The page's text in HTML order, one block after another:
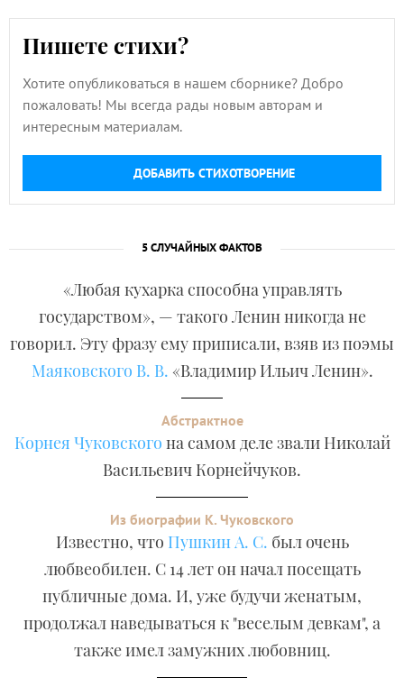
Пишете стихи?
Хотите опубликоваться в нашем сборнике? Добро
пожаловать! Мы всегда рады новым авторам и
интересным материалам.
ДОБАВИТЬ СТИХОТВОРЕНИЕ
5 СЛУЧАЙНЫХ ФАКТОВ
«Любая кухарка способна управлять
государством», — такого Ленин никогда не
говорил. Эту фразу ему приписали, взяв из поэмы
Маяковского В. В. «Владимир Ильич Ленин».
Абстрактное
Корнея Чуковского на самом деле звали Николай
Васильевич Корнейчуков.
Из биографии К. Чуковского
Известно, что Пушкин А. С. был очень
любвеобилен. С 14 лет он начал посещать
публичные дома. И, уже будучи женатым,
продолжал наведываться к "веселым девкам", а
также имел замужних любовниц.